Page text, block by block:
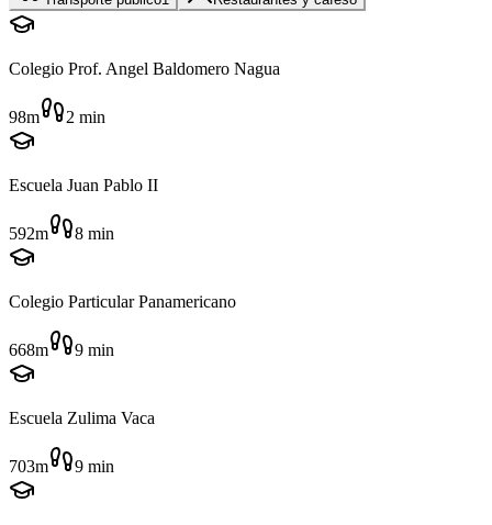
Colegio Prof. Angel Baldomero Nagua
98m 2 min
Escuela Juan Pablo II
592m 8 min
Colegio Particular Panamericano
668m 9 min
Escuela Zulima Vaca
703m 9 min